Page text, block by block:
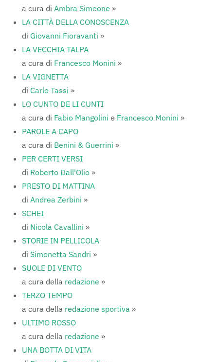
a cura di Ambra Simeone »
LA CITTÀ DELLA CONOSCENZA
di Giovanni Fioravanti »
LA VECCHIA TALPA
a cura di Francesco Monini »
LA VIGNETTA
di Carlo Tassi »
LO CUNTO DE LI CUNTI
a cura di Fabio Mangolini e Francesco Monini »
PAROLE A CAPO
a cura di Benini & Guerrini »
PER CERTI VERSI
di Roberto Dall'Olio »
PRESTO DI MATTINA
di Andrea Zerbini »
SCHEI
di Nicola Cavallini »
STORIE IN PELLICOLA
di Simonetta Sandri »
SUOLE DI VENTO
a cura della redazione »
TERZO TEMPO
a cura della redazione sportiva »
ULTIMO ROSSO
a cura della redazione »
UNA BOTTA DI VITA